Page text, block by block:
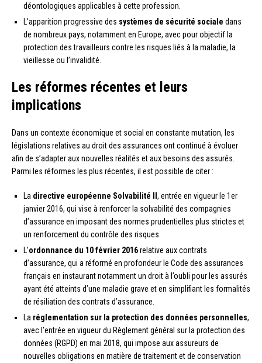
déontologiques applicables à cette profession.
L’apparition progressive des systèmes de sécurité sociale dans
de nombreux pays, notamment en Europe, avec pour objectif la
protection des travailleurs contre les risques liés à la maladie, la
vieillesse ou l’invalidité.
Les réformes récentes et leurs
implications
Dans un contexte économique et social en constante mutation, les
législations relatives au droit des assurances ont continué à évoluer
afin de s’adapter aux nouvelles réalités et aux besoins des assurés.
Parmi les réformes les plus récentes, il est possible de citer :
La directive européenne Solvabilité II, entrée en vigueur le 1er
janvier 2016, qui vise à renforcer la solvabilité des compagnies
d’assurance en imposant des normes prudentielles plus strictes et
un renforcement du contrôle des risques.
L’ordonnance du 10 février 2016relative aux contrats
d’assurance, qui a réformé en profondeur le Code des assurances
français en instaurant notamment un droit à l’oubli pour les assurés
ayant été atteints d’une maladie grave et en simplifiant les formalités
de résiliation des contrats d’assurance.
La réglementation sur la protection des données personnelles,
avec l’entrée en vigueur du Règlement général sur la protection des
données (RGPD) en mai 2018, qui impose aux assureurs de
nouvelles obligations en matière de traitement et de conservation